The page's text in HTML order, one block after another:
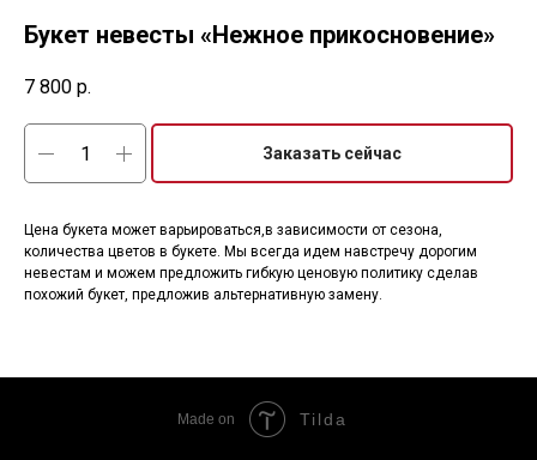
Букет невесты «Нежное прикосновение»
7 800 р.
Заказать сейчас
Цена букета может варьироваться,в зависимости от сезона,
количества цветов в букете. Мы всегда идем навстречу дорогим
невестам и можем предложить гибкую ценовую политику сделав
похожий букет, предложив альтернативную замену.
Made on Tilda